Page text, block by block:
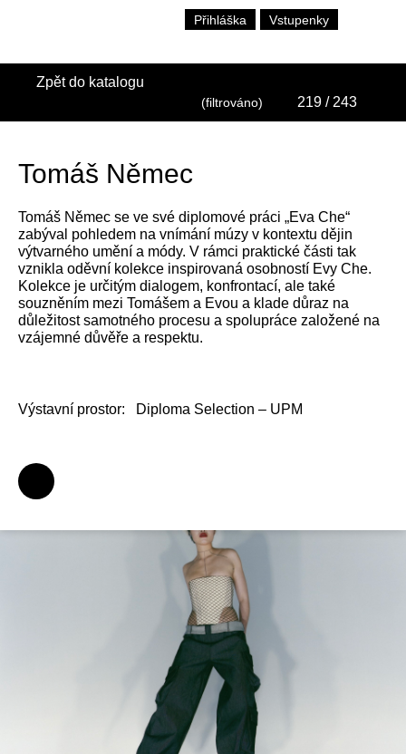
Přihláška Vstupenky
Zpět do katalogu
(filtrováno) 219 / 243
Tomáš Němec
Tomáš Němec se ve své diplomové práci „Eva Che“
zabýval pohledem na vnímání múzy v kontextu dějin
výtvarného umění a módy. V rámci praktické části tak
vznikla oděvní kolekce inspirovaná osobností Evy Che.
Kolekce je určitým dialogem, konfrontací, ale také
souzněním mezi Tomášem a Evou a klade důraz na
důležitost samotného procesu a spolupráce založené na
vzájemné důvěře a respektu.
Výstavní prostor: Diploma Selection – UPM